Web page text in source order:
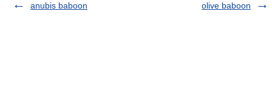
anubis baboon
olive baboon